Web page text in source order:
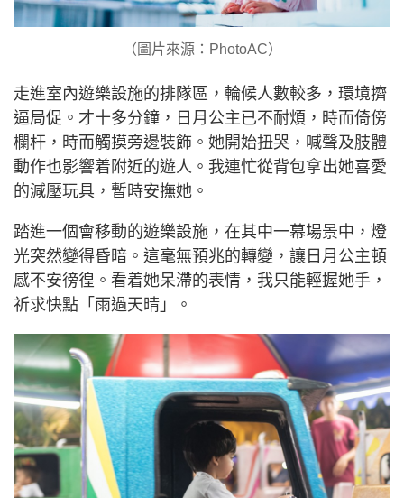
（圖片來源：PhotoAC）
走進室內遊樂設施的排隊區，輪候人數較多，環境擠
逼局促。才十多分鐘，日月公主已不耐煩，時而倚傍
欄杆，時而觸摸旁邊裝飾。她開始扭哭，喊聲及肢體
動作也影響着附近的遊人。我連忙從背包拿出她喜愛
的減壓玩具，暫時安撫她。
踏進一個會移動的遊樂設施，在其中一幕場景中，燈
光突然變得昏暗。這毫無預兆的轉變，讓日月公主頓
感不安徬徨。看着她呆滯的表情，我只能輕握她手，
祈求快點「雨過天晴」。